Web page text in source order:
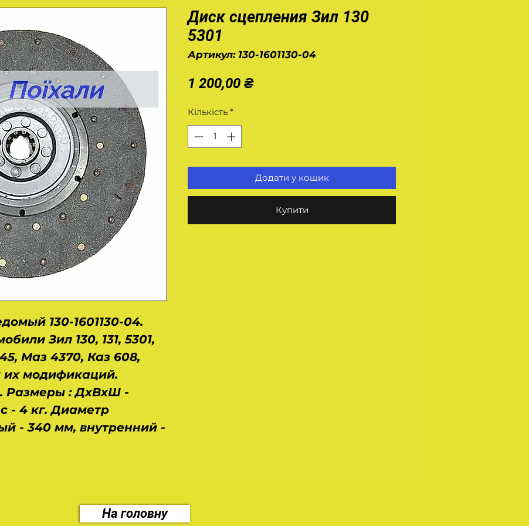
130-1601130-04.
Зил 130, 131, 5301,
Маз 4370, Каз 608,
их модификаций.
Размеры : ДхВхШ -
- 4 кг. Диаметр
- 340 мм, внутренний -
Диск сцепления Зил 130
5301
Артикул: 130-1601130-04
1 200,00 ₴Ціна
Кількість *
Додати у кошик
Купити
На головну